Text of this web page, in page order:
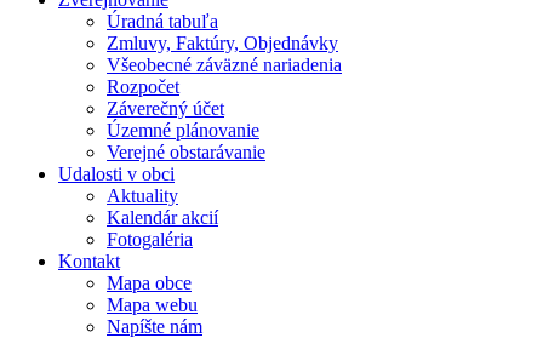
Úradná tabuľa
Zmluvy, Faktúry, Objednávky
Všeobecné záväzné nariadenia
Rozpočet
Záverečný účet
Územné plánovanie
Verejné obstarávanie
Udalosti v obci
Aktuality
Kalendár akcií
Fotogaléria
Kontakt
Mapa obce
Mapa webu
Napíšte nám